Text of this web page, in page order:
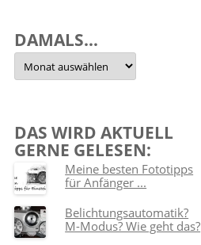
DAMALS…
Damals…
DAS WIRD AKTUELL
GERNE GELESEN:
Meine besten Fototipps
für Anfänger ...
Belichtungsautomatik?
M-Modus? Wie geht das?